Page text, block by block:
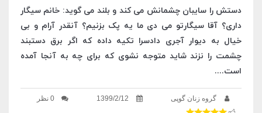
دستش را سایبان چشمانش می کند و بلند می گوید: خانم سیگار
داری؟ آقا سیگارتو می دی ما یه پک بزنیم؟ آنقدر آرام و بی
خیال به دیوار آجری دادسرا تکیه داده که اگر برق دستبند
چشمت را نزند شاید متوجه نشوی که برای چه به آنجا آمده
است....
گروه زنان گوپی 1399/2/12 0 نظر